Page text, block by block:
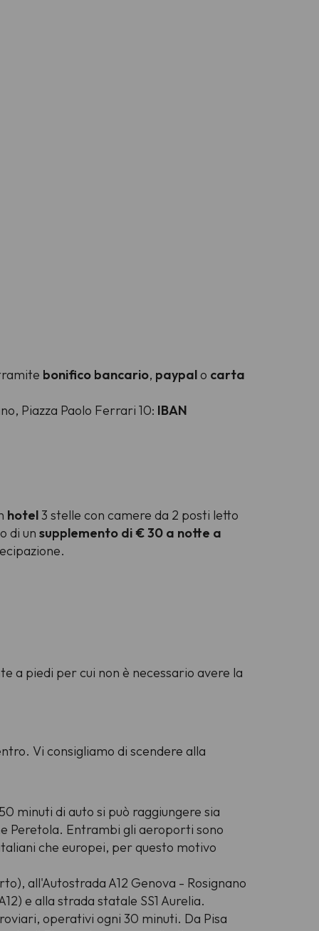
bonifico bancario, paypalo carta
Piazza Paolo Ferrari 10: IBAN
hotel3 stelle con camere da 2 posti letto
di un supplemento di € 30 a notte a
a piedi per cui non è necessario avere la
Vi consigliamo di scendere alla
minuti di auto si può raggiungere sia
Peretola. Entrambi gli aeroporti sono
che europei, per questo motivo
all'Autostrada A12 Genova - Rosignano
e alla strada statale SS1 Aurelia.
operativi ogni 30 minuti. Da Pisa